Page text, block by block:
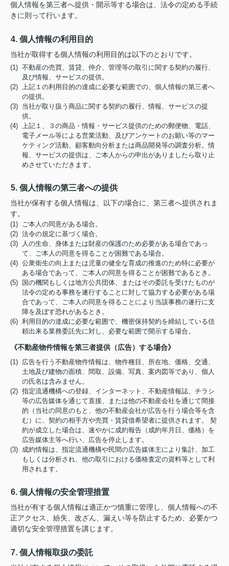
個人情報を第三者へ提供・開示等する場合は、法令の定める手続
きに則って行います。
4. 個人情報の利用目的
当社が取得する個人情報の利用目的は以下のとおりです。
(1) 不動産の売買、賃貸、仲介、管理等の取引に関する契約の履行、
及び情報、サービスの提供。
(2) 上記１の利用目的の達成に必要な範囲での、個人情報の第三者へ
の提供。
(3) 当社が取り扱う商品に関する契約の履行、情報、サービスの提
供。
(4) 上記１、３の商品・情報・サービス提供のための郵便物、電話、
電子メール等による営業活動、及びアンケートのお願い等のマー
ケティング活動、顧客動向分析または商品開発等の調査分析。情
報、サービスの提供は、ご本人からの申出がありましたら取り止
めさせていただきます。
5. 個人情報の第三者への提供
当社が保有する個人情報は、以下の場合に、第三者へ提供されま
す。
(1) ご本人の同意がある場合。
(2) 法令の規定に基づく場合。
(3) 人の生命、身体または財産の保護のため必要がある場合であっ
て、ご本人の同意を得ることが困難である場合。
(4) 公衆衛生の向上または児童の健全な育成の推進のため特に必要が
ある場合であって、ご本人の同意を得ることが困難であるとき。
(5) 国の機関もしくは地方公共団体、またはその委託を受けたものが
法令の定める事務を遂行することに対して協力する必要がある場
合であって、ご本人の同意を得ることにより当該事務の遂行に支
障を及ぼす恐れがあるとき。
(6) 利用目的の達成に必要な範囲で、機密保持契約を締結している信
頼出来る業務委託先に対し、必要な範囲で開示する場合。
《不動産物件情報を第三者提供（広告）する場合》
(1) 広告を行う不動産物件情報は、物件種目、所在地、価格、交通、
土地及び建物の面積、間取、設備、写真、案内図等であり、個人
の氏名は含みません。
(2) 指定流通機構への登録、インターネット、不動産情報誌、チラシ
等の広告媒体を通じて直接、または他の不動産会社を通じて間接
的（当社の同意のもと、他の不動産会社が広告を行う場合等を含
む）に、契約の相手方や売買・賃貸借希望者に提供されます。 契
約が成立した場合は、速やかに成約報告（成約年月日、価格）を
広告媒体主等へ行い、広告を停止します。
(3) 成約情報は、指定流通機構や民間の広告媒体主により集計、加工
もしくは分析され、他の取引における価格査定の資料等として利
用されます。
6. 個人情報の安全管理措置
当社が有する個人情報は適正かつ慎重に管理し、個人情報への不
正アクセス、紛失、改ざん、漏えい等を防止するため、必要かつ
適切な安全管理措置を講じます。
7. 個人情報取扱の委託